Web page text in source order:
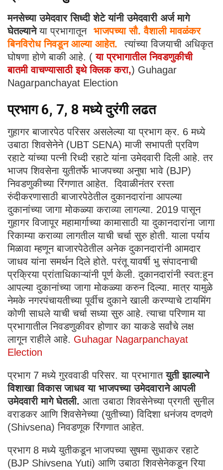
मनसेच्या उमेदवार सिध्दी शेटे यांनी उमेदवारी अर्ज मागे
घेतल्यानेया प्रभागातून भाजपच्या सौ. वैशाली मावळंकर
बिनविरोध निवडून आल्या आहेत.
त्यांच्या विजयाची अधिकृत
घोषणा होणे बाकी आहे. (या प्रभागातील निवडणुकीची
बातमी वाचण्यासाठी इथे क्लिक करा,) Guhagar
Nagarpanchayat Election
प्रभाग 6, 7, 8 मध्ये दुरंगी लढत
गुहागर बाजारपेठ परिसर असलेल्या या प्रभाग क्र. 6 मध्ये
उबाठा शिवसेनेने (UBT SENA) माजी सभापती प्रविण
रहाटे यांच्या पत्नी रिध्दी रहाटे यांना उमेदवारी दिली आहे. तर
भाजप शिवसेना युतीतर्फे भाजपच्या अनुषा भावे (BJP)
निवडणुकीच्या रिंगणात आहेत. दिवाळीनंतर रस्ता
रुंदीकरणासाठी बाजारपेठेतील दुकानदारांना आपल्या
दुकानांच्या जागा मोकळ्या कराव्या लागल्या. 2019 पासून
गुहागर विजापूर महामार्गाच्या कामासाठी या दुकानदारांना जागा
रिकाम्या कराव्या लागतील याची चर्चा सुरु होती. याला पर्याय
मिळावा म्हणून बाजारपेठेतील अनेक दुकानदारांनी आमदार
जाधव यांना समर्थन दिले होते. परंतू यावर्षी भु संपादनाची
प्रक्रिया प्रांताधिकाऱ्यांनी पूर्ण केली. दुकानदारांनी स्वत:हून
आपल्या दुकानांच्या जागा मोकळ्या करुन दिल्या. मात्र यामुळे
नेमके नगरपंचायतीच्या पूर्वीच दुकाने खाली करण्याचे टायमिंग
कोणी साधले याची चर्चा सध्या सुरु आहे. त्याचा परिणाम या
प्रभागातील निवडणुकीवर होणार का याकडे सर्वांचे लक्ष
लागून राहीले आहे. Guhagar Nagarpanchayat
Election
प्रभाग 7 मध्ये गुरववाडी परिसर. या प्रभागातयुती झाल्याने
विशाखा विकास जाधव या भाजपच्या उमेदवाराने आपली
उमेदवारी मागे घेतली. आता उबाठा शिवसेनेच्या प्रगती सुनील
वराडकर आणि शिवसेनेच्या (युतीच्या) विदिशा धनंजय दणदणे
(Shivsena) निवडणूक रिंगणात आहेत.
प्रभाग 8 मध्ये युतीकडून भाजपच्या सुषमा सुधाकर रहाटे
(BJP Shivsena Yuti) आणि उबाठा शिवसेनेकडून रिया